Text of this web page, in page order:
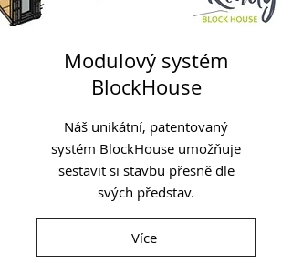
Modulový systém
BlockHouse
Náš unikátní, patentovaný
systém BlockHouse umožňuje
sestavit si stavbu přesně dle
svých představ.
Více